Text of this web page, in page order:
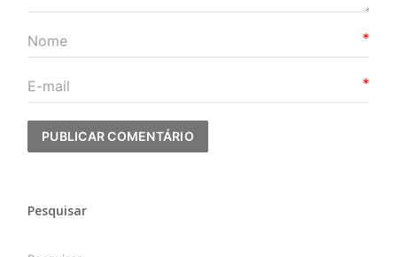
*
*
Pesquisar